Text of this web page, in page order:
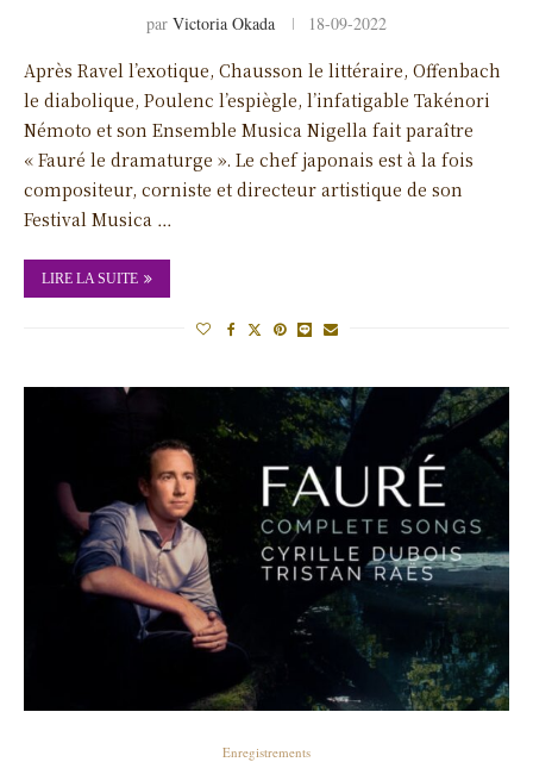
par Victoria Okada 18-09-2022
Après Ravel l’exotique, Chausson le littéraire, Offenbach
le diabolique, Poulenc l’espiègle, l’infatigable Takénori
Némoto et son Ensemble Musica Nigella fait paraître
« Fauré le dramaturge ». Le chef japonais est à la fois
compositeur, corniste et directeur artistique de son
Festival Musica …
LIRE LA SUITE
Enregistrements